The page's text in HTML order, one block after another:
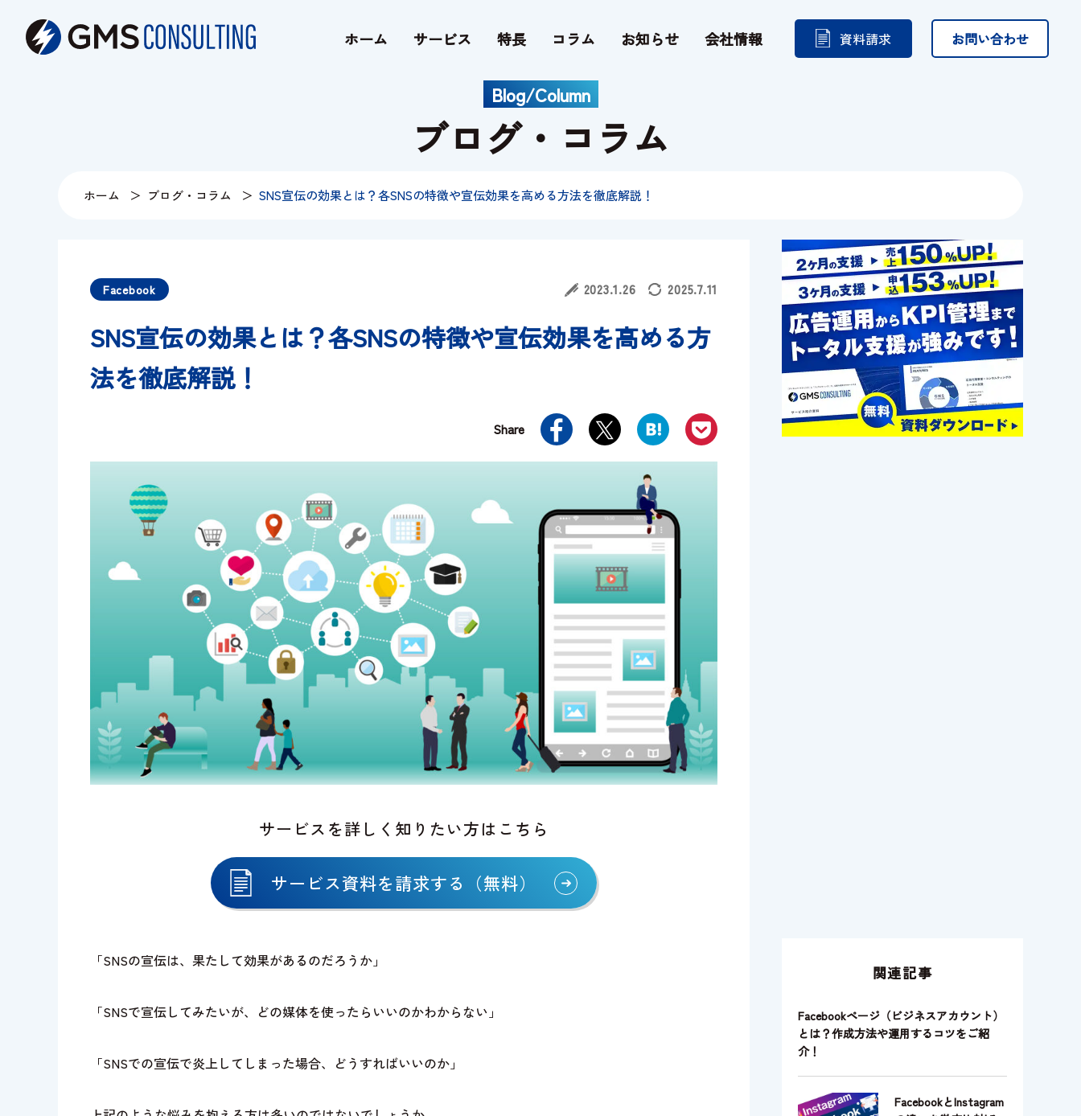
ホーム サービス 特長 コラム
Facebook Google
おすすめを厳選！選ぶポイント
や活用方法を紹介
2025.08.20
静岡のホームページ制作会社お
すすめ25選｜選び方と費用相場
も紹介
お知らせ 会社情報 資料請求 お問い合わせ
Blog/Column
ブログ・コラム
ホーム ブログ・コラム SNS宣伝の効果とは？各SNSの特徴や宣伝効果を高める方法を徹底解説！
Facebook 2023.1.26 2025.7.11
SNS宣伝の効果とは？各SNSの特徴や宣伝効果を高める方
法を徹底解説！
Share
サービスを詳しく知りたい方はこちら
サービス資料を請求する（無料）
「SNSの宣伝は、果たして効果があるのだろうか」
「SNSで宣伝してみたいが、どの媒体を使ったらいいのかわからない」
「SNSでの宣伝で炎上してしまった場合、どうすればいいのか」
関連記事
Facebookページ（ビジネスアカウント）
とは？作成方法や運用するコツをご紹
介！
FacebookとInstagram